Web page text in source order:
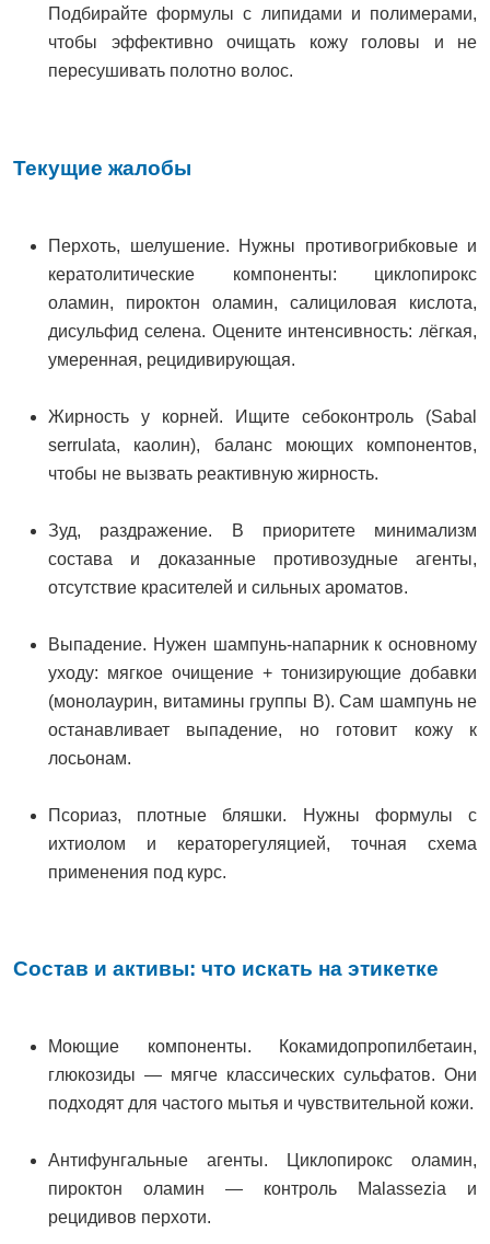
Подбирайте формулы с липидами и полимерами,
чтобы эффективно очищать кожу головы и не
пересушивать полотно волос.
Текущие жалобы
Перхоть, шелушение. Нужны противогрибковые и
кератолитические компоненты: циклопирокс
оламин, пироктон оламин, салициловая кислота,
дисульфид селена. Оцените интенсивность: лёгкая,
умеренная, рецидивирующая.
Жирность у корней. Ищите себоконтроль (Sabal
serrulata, каолин), баланс моющих компонентов,
чтобы не вызвать реактивную жирность.
Зуд, раздражение. В приоритете минимализм
состава и доказанные противозудные агенты,
отсутствие красителей и сильных ароматов.
Выпадение. Нужен шампунь-напарник к основному
уходу: мягкое очищение + тонизирующие добавки
(монолаурин, витамины группы B). Сам шампунь не
останавливает выпадение, но готовит кожу к
лосьонам.
Псориаз, плотные бляшки. Нужны формулы с
ихтиолом и кераторегуляцией, точная схема
применения под курс.
Состав и активы: что искать на этикетке
Моющие компоненты. Кокамидопропилбетаин,
глюкозиды — мягче классических сульфатов. Они
подходят для частого мытья и чувствительной кожи.
Антифунгальные агенты. Циклопирокс оламин,
пироктон оламин — контроль Malassezia и
рецидивов перхоти.